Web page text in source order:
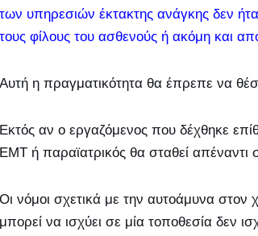
των υπηρεσιών έκτακτης ανάγκης δεν
τους φίλους του ασθενούς ή ακόμη και
Αυτή η πραγματικότητα θα έπρεπε να
Εκτός αν ο εργαζόμενος που δέχθηκε
EMT ή παραϊατρικός θα σταθεί απέναντι
Οι νόμοι σχετικά με την αυτοάμυνα στον
μπορεί να ισχύει σε μία τοποθεσία δεν